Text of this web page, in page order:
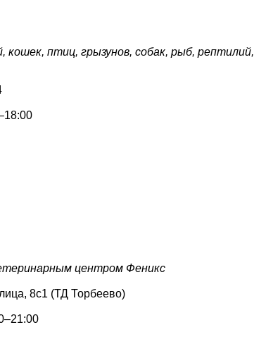
кошек, птиц, грызунов, собак, рыб, рептилий,
центром Феникс
8с1 (ТД Торбеево)